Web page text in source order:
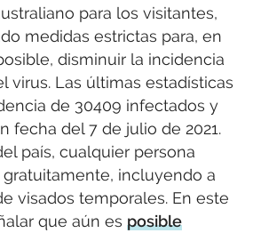
para los visitantes,
medidas estrictas para, en
disminuir la incidencia
virus. Las últimas estadísticas
de 30409 infectados y
fecha del 7 de julio de 2021.
país, cualquier persona
incluyendo a
visados temporales. En este
que aún es posible